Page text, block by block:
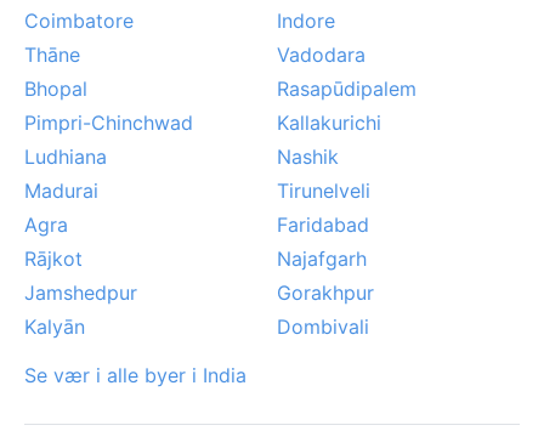
Coimbatore
Indore
Thāne
Vadodara
Bhopal
Rasapūdipalem
Pimpri-Chinchwad
Kallakurichi
Ludhiana
Nashik
Madurai
Tirunelveli
Agra
Faridabad
Rājkot
Najafgarh
Jamshedpur
Gorakhpur
Kalyān
Dombivali
Se vær i alle byer i India